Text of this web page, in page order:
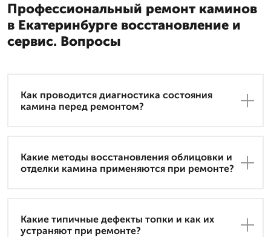
Профессиональный ремонт каминов
в Екатеринбурге восстановление и
сервис. Вопросы
Как проводится диагностика состояния
камина перед ремонтом?
Какие методы восстановления облицовки и
отделки камина применяются при ремонте?
Какие типичные дефекты топки и как их
устраняют при ремонте?